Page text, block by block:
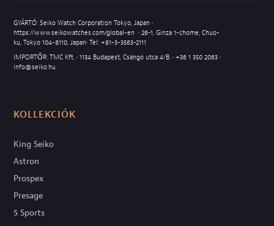
GYÁRTÓ: Seiko Watch Corporation Tokyo, Japan •
https://www.seikowatches.com/global-en • 26-1, Ginza 1-chome, Chuo-
ku, Tokyo 104-8110, Japan• Tel: +81-3-3563-2111
IMPORTŐR: TMC Kft. • 1134 Budapest, Csángó utca 4/B. • +36 1 350 2063 •
info@seiko.hu
KOLLEKCIÓK
King Seiko
Astron
Prospex
Presage
5 Sports